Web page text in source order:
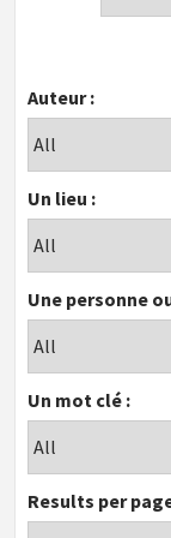
Auteur :
Un lieu :
Une personne
Un mot clé :
Results per